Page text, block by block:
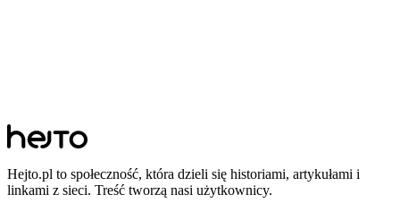
Hejto.pl to społeczność, która dzieli się historiami, artykułami i
linkami z sieci. Treść tworzą nasi użytkownicy.